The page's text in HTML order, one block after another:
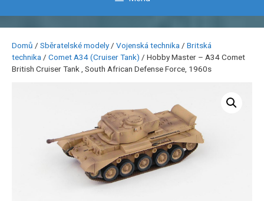
Domů / Sběratelské modely / Vojenská technika / Britská
technika / Comet A34 (Cruiser Tank) / Hobby Master – A34 Comet
British Cruiser Tank , South African Defense Force, 1960s